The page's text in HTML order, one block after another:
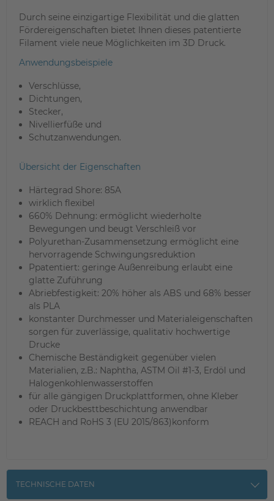
Durch seine einzigartige Flexibilität und die glatten
Fördereigenschaften bietet Ihnen dieses patentierte
Filament viele neue Möglichkeiten im 3D Druck.
Anwendungsbeispiele
Verschlüsse,
Dichtungen,
Stecker,
Nivellierfüße und
Schutzanwendungen.
Übersicht der Eigenschaften
Härtegrad Shore: 85A
wirklich flexibel
660% Dehnung: ermöglicht wiederholte
Bewegungen und beugt Verschleiß vor
Polyurethan-Zusammensetzung ermöglicht eine
hervorragende Schwingungsreduktion
Ppatentiert: geringe Außenreibung erlaubt eine
glatte Zuführung
Abriebfestigkeit: 20% höher als ABS und 68% besser
als PLA
konstanter Durchmesser und Materialeigenschaften
sorgen für zuverlässige, qualitativ hochwertige
Drucke
Chemische Beständigkeit gegenüber vielen
Materialien, z.B.: Naphtha, ASTM Oil #1-3, Erdöl und
Halogenkohlenwasserstoffen
für alle gängigen Druckplattformen, ohne Kleber
oder Druckbesttbeschichtung anwendbar
REACH and RoHS 3 (EU 2015/863)konform
TECHNISCHE DATEN